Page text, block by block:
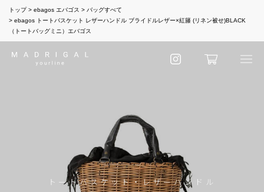
トップ ebagos エバゴス
バッグすべて
ebagos トートバスケット レザーハンドル ブライドルレザー×紅籐 (リネン被せ)BLACK
（トートバッグミニ）エバゴス
トートバスケット・レザーハンドル